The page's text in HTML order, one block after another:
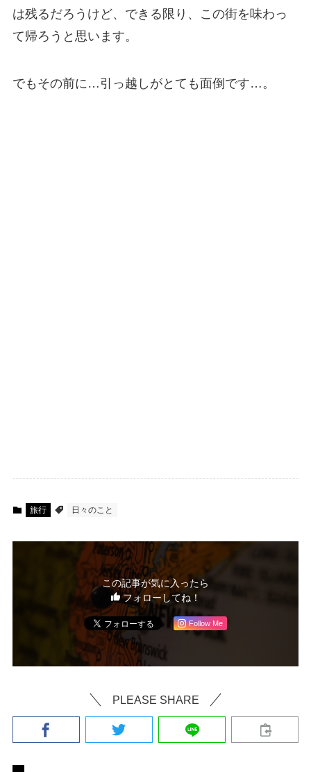
は残るだろうけど、できる限り、この街を味わっ
て帰ろうと思います。
でもその前に…引っ越しがとても面倒です…。
旅行 日々のこと
この記事が気に入ったら
フォローしてね！
Follow Me
PLEASE SHARE